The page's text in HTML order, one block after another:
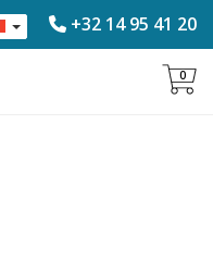
+32 14 95 41 20
0